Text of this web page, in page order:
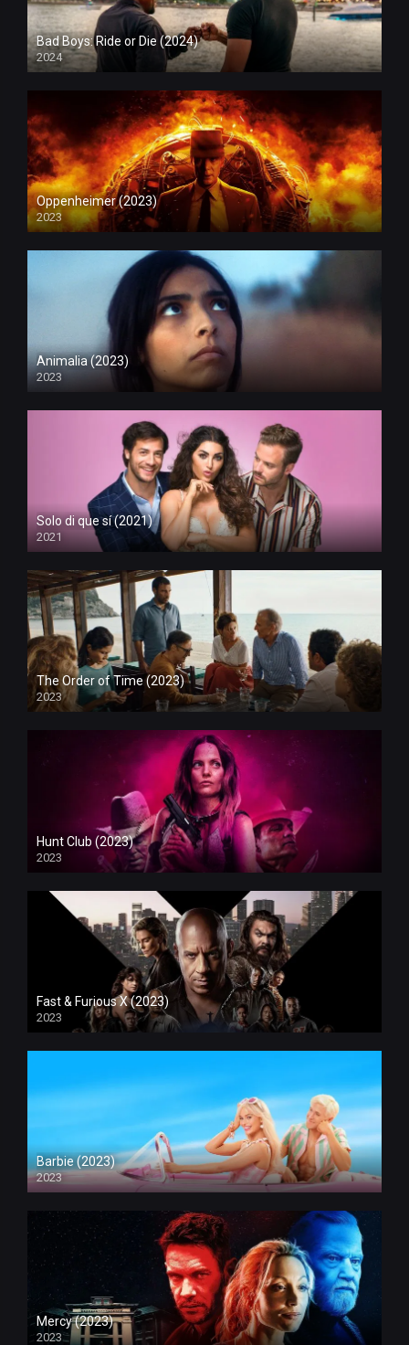
Bad Boys: Ride or Die (2024)
2024
Oppenheimer (2023)
2023
Animalia (2023)
2023
Solo di que sí (2021)
2021
The Order of Time (2023)
2023
Hunt Club (2023)
2023
Fast & Furious X (2023)
2023
Barbie (2023)
2023
Mercy (2023)
2023